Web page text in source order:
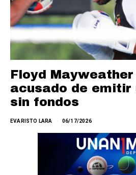
Floyd
acusado de emitir
sin fondos
EVARISTO LARA 06/17/2026